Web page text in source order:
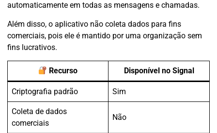
automaticamente em todas as mensagens e chamadas.
Além disso, o aplicativo não coleta dados para fins
comerciais, pois ele é mantido por uma organização sem
fins lucrativos.
Recurso Disponível no Signal
Criptografia padrão Sim
Coleta de dados
comerciais
Não